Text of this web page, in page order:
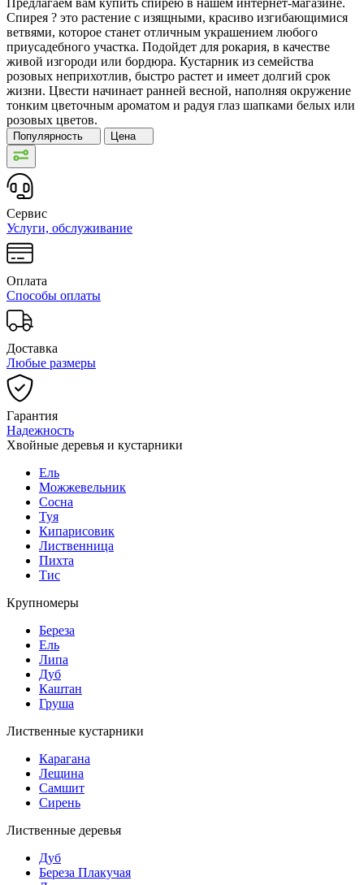
Спирея ? это растение с изящными, красиво изгибающимися
ветвями, которое станет отличным украшением любого
приусадебного участка. Подойдет для рокария, в качестве
живой изгороди или бордюра. Кустарник из семейства
розовых неприхотлив, быстро растет и имеет долгий срок
жизни. Цвести начинает ранней весной, наполняя окружение
тонким цветочным ароматом и радуя глаз шапками белых или
розовых цветов.
Популярность Цена
Сервис
Услуги, обслуживание
Оплата
Способы оплаты
Доставка
Любые размеры
Гарантия
Надежность
Хвойные деревья и кустарники
Ель
Можжевельник
Сосна
Туя
Кипарисовик
Лиственница
Пихта
Тис
Крупномеры
Береза
Ель
Липа
Дуб
Каштан
Груша
Лиственные кустарники
Карагана
Лещина
Самшит
Сирень
Лиственные деревья
Дуб
Береза Плакучая